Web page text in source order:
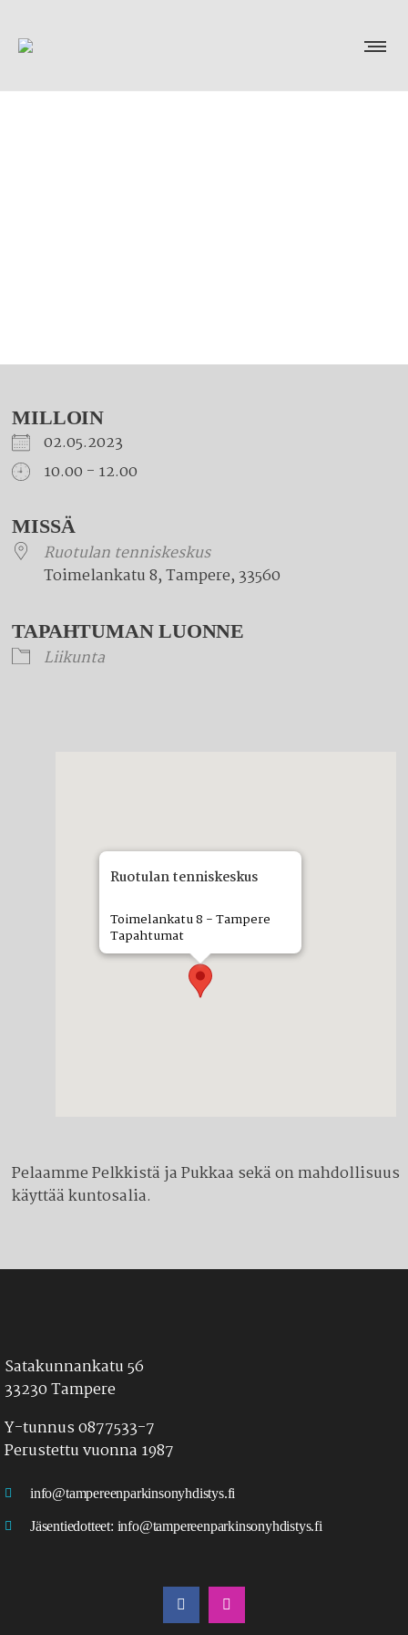
MILLOIN
02.05.2023
10.00 - 12.00
Download ICS
MISSÄ
Ruotulan tenniskeskus
Toimelankatu 8, Tampere, 33560
TAPAHTUMAN LUONNE
Liikunta
Ruotulan tenniskeskus
Toimelankatu 8 - Tampere
Tapahtumat
Pelaamme Pelkkistä ja Pukkaa sekä on mahdollisuus
käyttää kuntosalia.
Satakunnankatu 56
33230 Tampere
Y-tunnus 0877533-7
Perustettu vuonna 1987
info@tampereenparkinsonyhdistys.fi
Jäsentiedotteet: info@tampereenparkinsonyhdistys.fi